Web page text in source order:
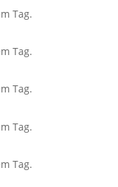
Tag.
Tag.
Tag.
Tag.
Tag.